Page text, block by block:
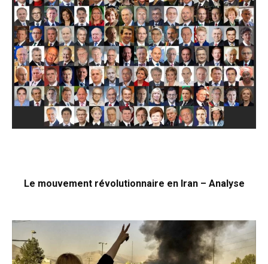
Le mouvement révolutionnaire en Iran – Analyse